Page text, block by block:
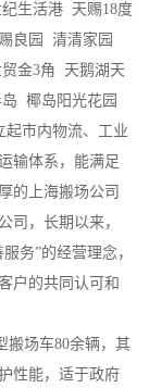
生活港 天赐18度
良园 清清家园
金3角 天鹅湖天
椰岛阳光花园
市内物流、工业
输体系，能满足
的上海搬场公司
司，长期以来，
务”的经营理念，
户的共同认可和
场车80余辆，其
性能，适于政府